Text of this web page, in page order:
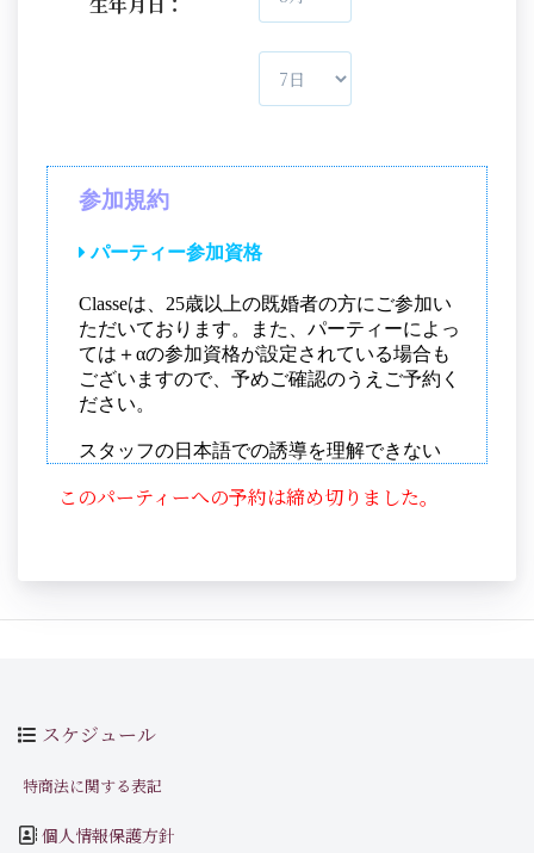
このパーティーへの予約は締め切りました。
スケジュール
特商法に関する表記
個人情報保護方針